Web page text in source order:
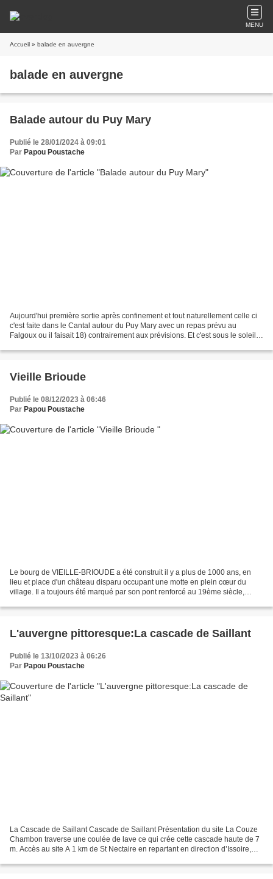
MENU
Accueil » balade en auvergne
balade en auvergne
Balade autour du Puy Mary
Publié le 28/01/2024 à 09:01
Par Papou Poustache
Aujourd'hui première sortie après confinement et tout naturellement celle ci
c'est faite dans le Cantal autour du Puy Mary avec un repas prévu au
Falgoux ou il faisait 18) contrairement aux prévisions. Et c'est sous le soleil
Vieille Brioude
Publié le 08/12/2023 à 06:46
Par Papou Poustache
Le bourg de VIEILLE-BRIOUDE a été construit il y a plus de 1000 ans, en
lieu et place d'un château disparu occupant une motte en plein cœur du
village. Il a toujours été marqué par son pont renforcé au 19ème siècle,
L'auvergne pittoresque:La cascade de Saillant
Publié le 13/10/2023 à 06:26
Par Papou Poustache
La Cascade de Saillant Cascade de Saillant Présentation du site La Couze
Chambon traverse une coulée de lave ce qui crée cette cascade haute de 7
m. Accès au site A 1 km de St Nectaire en repartant en direction d’Issoire,